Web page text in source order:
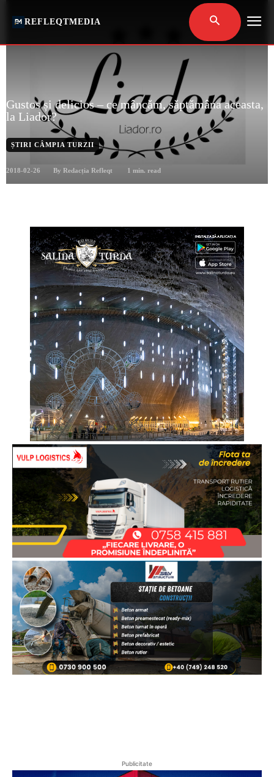
REFLEQTMEDIA
Gustos și delicios – ce mâncăm, săptămâna aceasta,
la Liador?
ȘTIRI CÂMPIA TURZII
2018-02-26 By Redacția Refleqt 1 min. read
Publicitate